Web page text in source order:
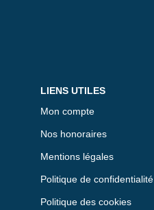
LIENS UTILES
Mon compte
Nos honoraires
Mentions légales
Politique de confidentialité
Politique des cookies